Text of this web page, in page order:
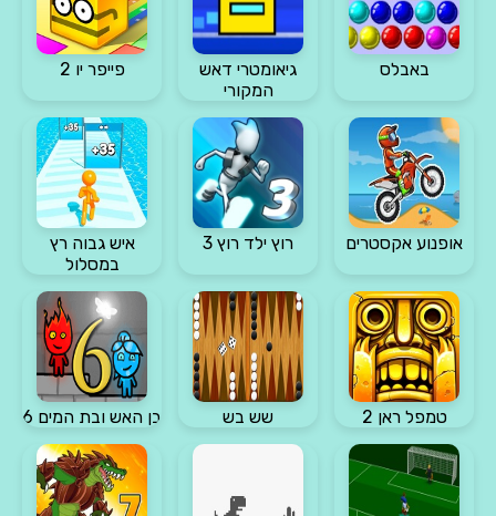
באבלס
גיאומטרי דאש
המקורי
פייפר יו 2
אופנוע אקסטרים רוץ ילד רוץ 3
איש גבוה רץ
במסלול
טמפל ראן 2 שש בש בן האש ובת המים 6